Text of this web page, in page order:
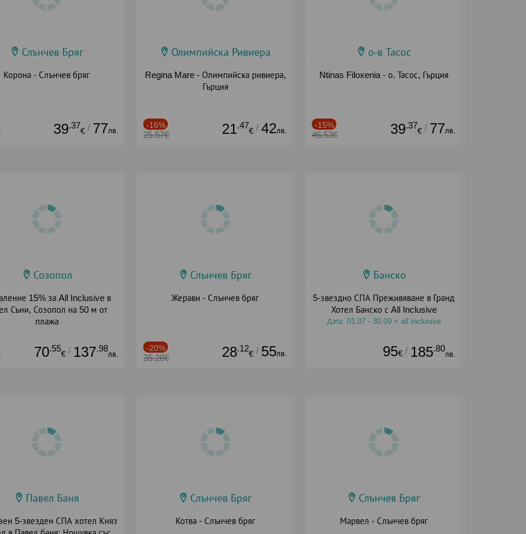
Слънчев Бряг
Корона - Слънчев бряг
39.37
€ / 77лв.
Олимпийска Ривиера
Regina Mare - Олимпийска ривиера,
Гърция
-16%
25.57€ 21.47
€ / 42лв.
о-в Тасос
Ntinas Filoxenia - о. Тасос, Гърция
-15%
46.53€ 39.37
€ / 77лв.
Созопол
15% за All Inclusive в
Съни, Созопол на 50 м от
плажа
70.55
€ / 137.98
лв.
Слънчев Бряг
Жерави - Слънчев бряг
-20%
35.28€ 28.12
€ / 55лв.
Банско
5-звездно СПА Преживяване в Гранд
Хотел Банско с All Inclusive
Дата: 01.07 - 30.09 + all inclusive
95€ / 185.80
лв.
Павел Баня
5-звезден СПА хотел Княз
Слънчев Бряг
Котва - Слънчев бряг
Слънчев Бряг
Марвел - Слънчев бряг